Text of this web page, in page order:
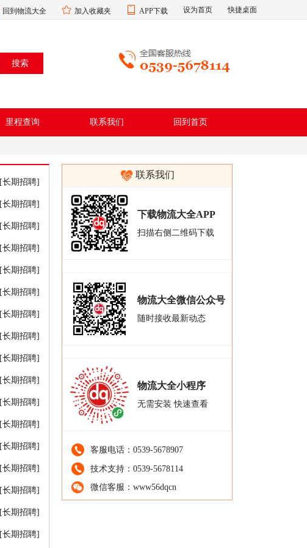
回到物流大全 加入收藏夹 APP下载 设为首页 快捷桌面
里程查询 联系我们 回到首页
[长期招聘]
[长期招聘]
[长期招聘]
[长期招聘]
[长期招聘]
[长期招聘]
[长期招聘]
[长期招聘]
[长期招聘]
[长期招聘]
[长期招聘]
[长期招聘]
[长期招聘]
[长期招聘]
[长期招聘]
[长期招聘]
[长期招聘]
联系我们
下载物流大全APP
扫描右侧二维码下载
物流大全微信公众号
随时接收最新动态
物流大全小程序
无需安装 快速查看
客服电话：0539-5678907
技术支持：0539-5678114
微信客服：www56dqcn